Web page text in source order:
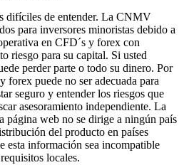
difíciles de entender. La CNMV
para inversores minoristas debido a
en CFD´s y forex con
riesgo para su capital. Si usted
perder parte o todo su dinero. Por
forex puede no ser adecuada para
seguro y entender los riesgos que
asesoramiento independiente. La
página web no se dirige a ningún país
del producto en países
esta información sea incompatible
locales.